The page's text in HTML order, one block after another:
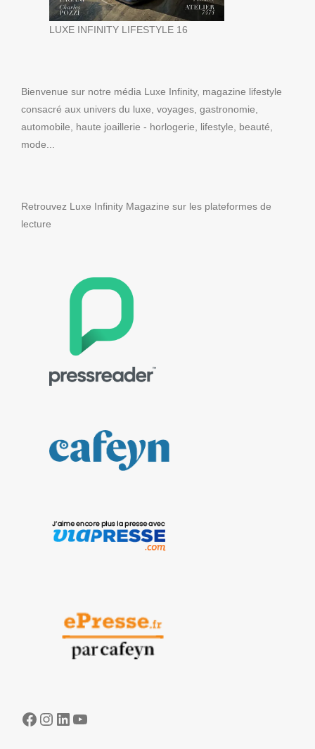
LUXE INFINITY LIFESTYLE 16
Bienvenue sur notre média Luxe Infinity, magazine lifestyle
consacré aux univers du luxe, voyages, gastronomie,
automobile, haute joaillerie - horlogerie, lifestyle, beauté,
mode...
Retrouvez Luxe Infinity Magazine sur les plateformes de
lecture
Facebook
Instagram
LinkedIn
YouTube